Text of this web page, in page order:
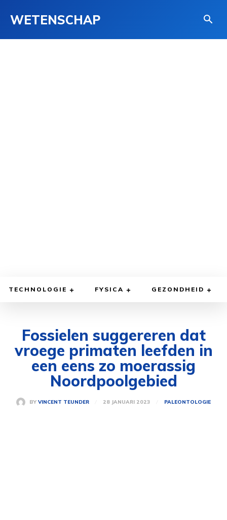
WETENSCHAP
TECHNOLOGIE FYSICA GEZONDHEID
Fossielen suggereren dat
vroege primaten leefden in
een eens zo moerassig
Noordpoolgebied
BY VINCENT TEUNDER 28 JANUARI 2023 PALEONTOLOGIE